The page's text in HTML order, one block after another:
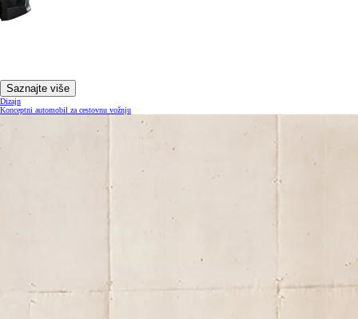
Saznajte više
Dizajn
Konceptni automobil za cestovnu vožnju